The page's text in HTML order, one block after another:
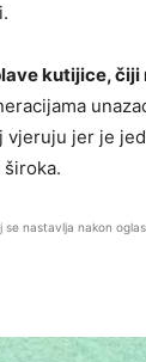
kutijice,
jer je
se nastavlja nakon